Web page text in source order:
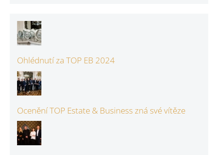
Ohlédnutí za TOP EB 2024
Ocenění TOP Estate & Business zná své vítěze